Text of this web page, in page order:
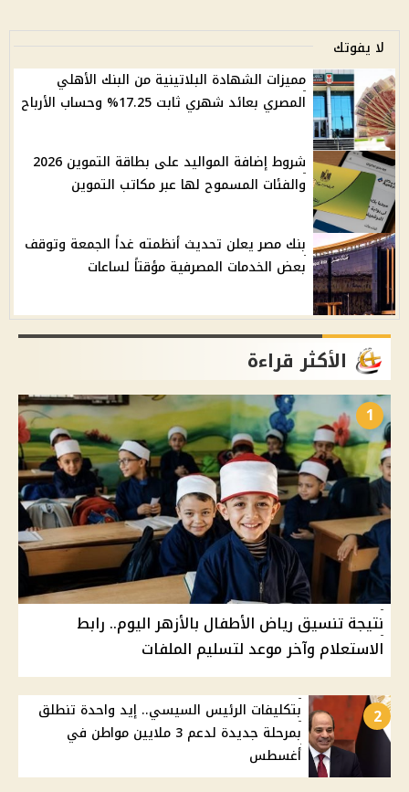
لا يفوتك
مميزات الشهادة البلاتينية من البنك الأهلي
المصري بعائد شهري ثابت 17.25% وحساب الأرباح
شروط إضافة المواليد على بطاقة التموين 2026
والفئات المسموح لها عبر مكاتب التموين
بنك مصر يعلن تحديث أنظمته غداً الجمعة وتوقف
بعض الخدمات المصرفية مؤقتاً لساعات
الأكثر قراءة
1
نتيجة تنسيق رياض الأطفال بالأزهر اليوم.. رابط
الاستعلام وآخر موعد لتسليم الملفات
2
بتكليفات الرئيس السيسي.. إيد واحدة تنطلق
بمرحلة جديدة لدعم 3 ملايين مواطن في
أغسطس